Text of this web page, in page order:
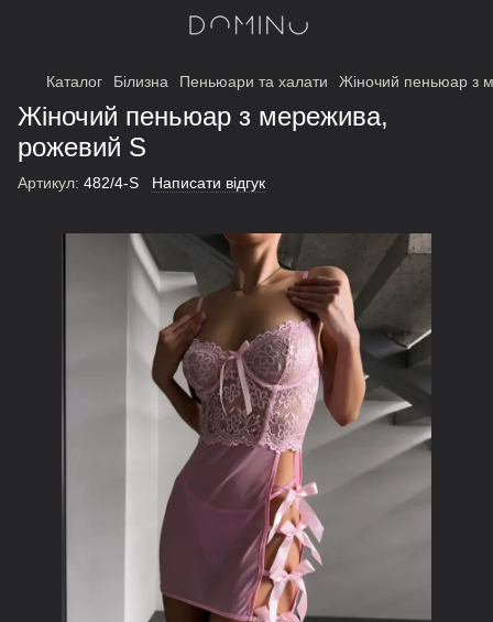
Каталог Білизна Пеньюари та халати Жіночий пеньюар з
Жіночий пеньюар з мережива,
рожевий S
Артикул: 482/4-S Написати відгук